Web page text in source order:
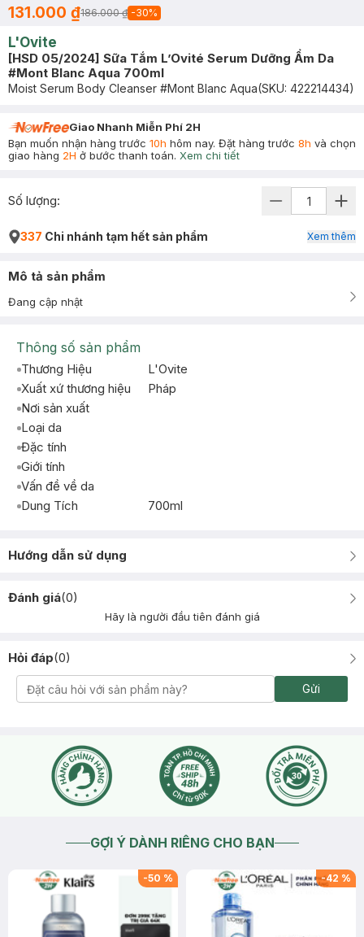
131.000 ₫186.000 ₫ -30%
L'Ovite
[HSD 05/2024] Sữa Tắm L’Ovité Serum Dưỡng Ẩm Da
#Mont Blanc Aqua 700ml
Moist Serum Body Cleanser #Mont Blanc Aqua(SKU: 422214434)
Giao Nhanh Miễn Phí 2H
Bạn muốn nhận hàng trước 10h hôm nay. Đặt hàng trước 8h và chọn
giao hàng 2H ở bước thanh toán. Xem chi tiết
Số lượng:
337 Chi nhánh tạm hết sản phẩm Xem thêm
Mô tả sản phẩm
Đang cập nhật
Thông số sản phẩm
Thương Hiệu
L'Ovite
Xuất xứ thương hiệu
Pháp
Nơi sản xuất
Loại da
Đặc tính
Giới tính
Vấn đề về da
Dung Tích
700ml
Hướng dẫn sử dụng
Đánh giá(0)
Hãy là người đầu tiên đánh giá
Hỏi đáp(0)
Gửi
GỢI Ý DÀNH RIÊNG CHO BẠN
-50 % -42 %